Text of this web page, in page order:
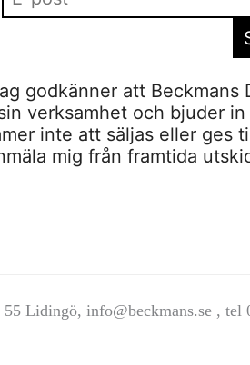
godkänner att Beckmans
verksamhet och bjuder
inte att säljas eller ges
mig från framtida
55 Lidingö, info@beckmans.se , tel